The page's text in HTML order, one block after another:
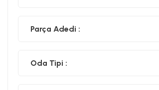
Parça Adedi :
Oda Tipi :